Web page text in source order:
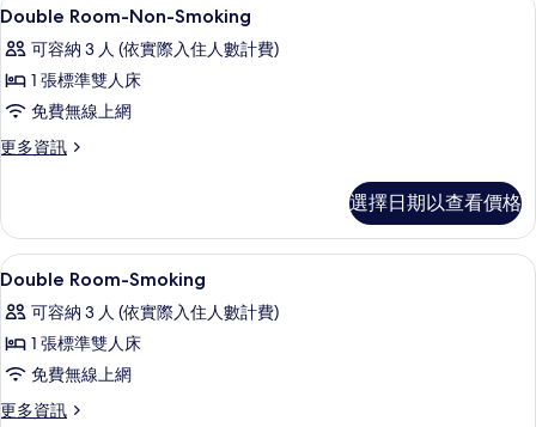
房
篩
選
條
示
Double
Room-
Non-
Smoking
有
相
片
9
Double Room-Non-Smoking
可容納 3 人 (依實際入住人數計費)
1 張標準雙人床
免費無線上網
更多資訊
更
Non-
Smoking
的
情
選擇日期以查看價格
顯
示
Double
Room-
Smoking
的
8
Double Room-Smoking
可容納 3 人 (依實際入住人數計費)
1 張標準雙人床
免費無線上網
更多資訊
更